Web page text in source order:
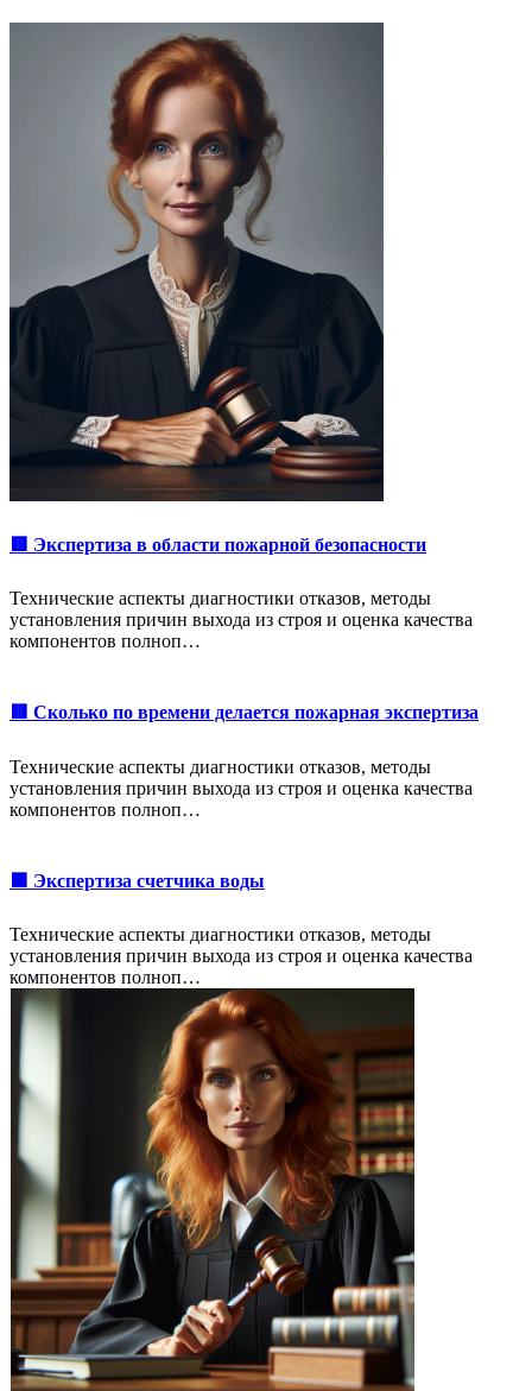
🟥 Экспертиза в области пожарной безопасности
Технические аспекты диагностики отказов, методы
установления причин выхода из строя и оценка качества
компонентов полноп…
🟥 Сколько по времени делается пожарная экспертиза
Технические аспекты диагностики отказов, методы
установления причин выхода из строя и оценка качества
компонентов полноп…
🟩 Экспертиза счетчика воды
Технические аспекты диагностики отказов, методы
установления причин выхода из строя и оценка качества
компонентов полноп…